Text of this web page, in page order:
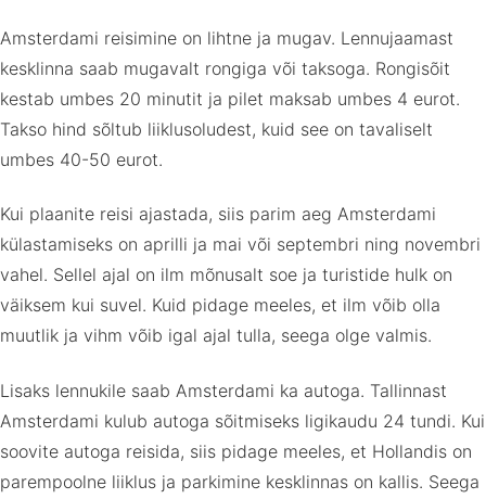
Amsterdami reisimine on lihtne ja mugav. Lennujaamast
kesklinna saab mugavalt rongiga või taksoga. Rongisõit
kestab umbes 20 minutit ja pilet maksab umbes 4 eurot.
Takso hind sõltub liiklusoludest, kuid see on tavaliselt
umbes 40-50 eurot.
Kui plaanite reisi ajastada, siis parim aeg Amsterdami
külastamiseks on aprilli ja mai või septembri ning novembri
vahel. Sellel ajal on ilm mõnusalt soe ja turistide hulk on
väiksem kui suvel. Kuid pidage meeles, et ilm võib olla
muutlik ja vihm võib igal ajal tulla, seega olge valmis.
Lisaks lennukile saab Amsterdami ka autoga. Tallinnast
Amsterdami kulub autoga sõitmiseks ligikaudu 24 tundi. Kui
soovite autoga reisida, siis pidage meeles, et Hollandis on
parempoolne liiklus ja parkimine kesklinnas on kallis. Seega